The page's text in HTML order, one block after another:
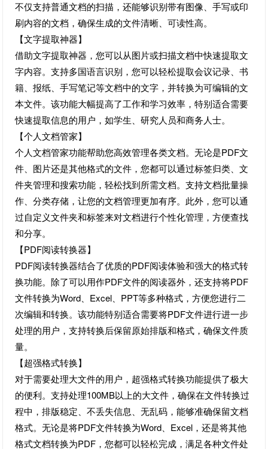
不仅支持普通文档的扫描，还能够识别带有图像、手写或印
刷内容的文档，确保生成的文件清晰、可读性高。
【文字提取神器】
借助文字提取神器，您可以从图片或扫描文档中快速提取文
字内容。支持多国语言识别，您可以轻松提取会议记录、书
籍、报纸、手写笔记等文档中的文字，并转换为可编辑的文
本文件。该功能大幅提高了工作和学习效率，特别适合需要
快速提取信息的用户，如学生、研究人员和商务人士。
【个人文档管家】
个人文档管家功能帮助您高效管理各类文档。无论是PDF文
件、图片还是其他格式的文件，您都可以通过标签归类、文
件夹管理和搜索功能，轻松找到所需文档。支持文档批量操
作、分类存储，让您的文档管理更加有序。此外，您可以通
过自定义文件夹和标签来对文档进行个性化管理，方便查找
和分享。
【PDF阅读转换器】
PDF阅读转换器结合了优质的PDF阅读体验和强大的格式转
换功能。除了可以用作PDF文件的阅读器外，还支持将PDF
文件转换为Word、Excel、PPT等多种格式，方便您进行二
次编辑和转换。该功能特别适合需要将PDF文件进行进一步
处理的用户，支持转换后保留原始排版和格式，确保文件质
量。
【超强格式转换】
对于需要处理大文件的用户，超强格式转换功能提供了极大
的便利。支持处理100MB以上的大文件，确保在文件转换过
程中，排版稳定、不丢失信息、无乱码，能够准确保留文档
格式。无论是将PDF文件转换为Word、Excel，还是将其他
格式文档转换为PDF，您都可以轻松完成，满足各种文件处